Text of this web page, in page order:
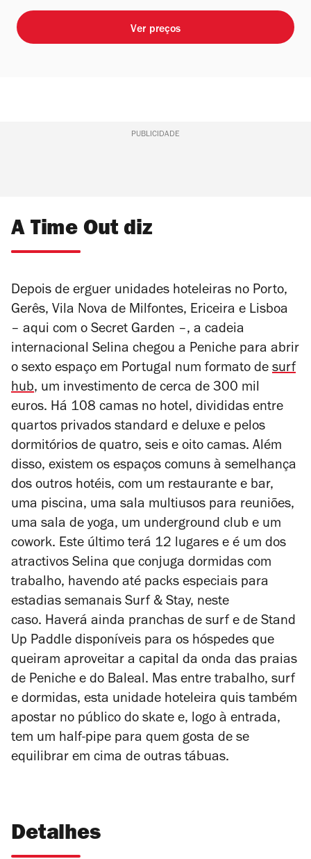
Ver preços
PUBLICIDADE
A Time Out diz
Depois de erguer unidades hoteleiras no Porto,
Gerês, Vila Nova de Milfontes, Ericeira e Lisboa
– aqui com o Secret Garden –, a cadeia
internacional Selina chegou a Peniche para abrir
o sexto espaço em Portugal num formato de surf
hub, um investimento de cerca de 300 mil
euros. Há 108 camas no hotel, divididas entre
quartos privados standard e deluxe e pelos
dormitórios de quatro, seis e oito camas. Além
disso, existem os espaços comuns à semelhança
dos outros hotéis, com um restaurante e bar,
uma piscina, uma sala multiusos para reuniões,
uma sala de yoga, um underground club e um
cowork. Este último terá 12 lugares e é um dos
atractivos Selina que conjuga dormidas com
trabalho, havendo até packs especiais para
estadias semanais Surf & Stay, neste
caso. Haverá ainda pranchas de surf e de Stand
Up Paddle disponíveis para os hóspedes que
queiram aproveitar a capital da onda das praias
de Peniche e do Baleal. Mas entre trabalho, surf
e dormidas, esta unidade hoteleira quis também
apostar no público do skate e, logo à entrada,
tem um half-pipe para quem gosta de se
equilibrar em cima de outras tábuas.
Detalhes